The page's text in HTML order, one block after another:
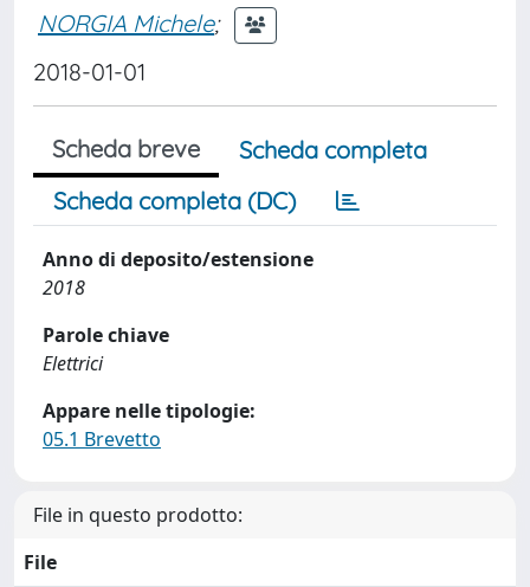
NORGIA Michele;
2018-01-01
Scheda breve
Scheda completa
Scheda completa (DC)
Anno di deposito/estensione
2018
Parole chiave
Elettrici
Appare nelle tipologie:
05.1 Brevetto
File in questo prodotto:
File